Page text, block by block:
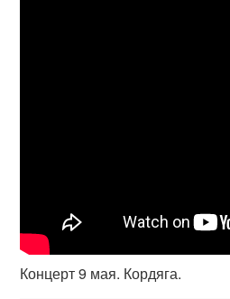
Концерт 9 мая. Кордяга.